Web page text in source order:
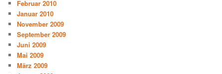
Februar 2010
Januar 2010
November 2009
September 2009
Juni 2009
Mai 2009
März 2009